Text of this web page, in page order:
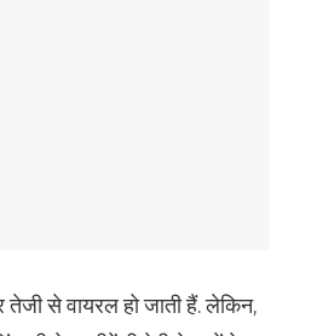
तेजी से वायरल हो जाती हैं. लेकिन,